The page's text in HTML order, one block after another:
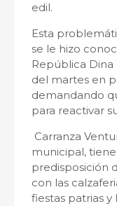
edil.
Esta
se le hizo
República
del martes en
demandando
para reactivar
Carranza
municipal,
predisposición
con las
fiestas patrias y